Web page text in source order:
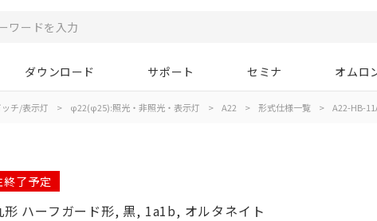
ダウンロード サポート セミナ オムロ
チ/表示灯 > φ22(φ25):照光・非照光・表示灯 > A22 > 形式仕様一覧 > A22-HB-
了予定
ハーフガード形, 黒, 1a1b, オルタネイト